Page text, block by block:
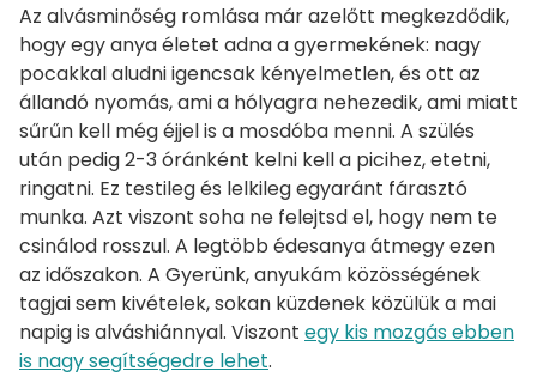
Az alvásminőség romlása már azelőtt megkezdődik,
hogy egy anya életet adna a gyermekének: nagy
pocakkal aludni igencsak kényelmetlen, és ott az
állandó nyomás, ami a hólyagra nehezedik, ami miatt
sűrűn kell még éjjel is a mosdóba menni. A szülés
után pedig 2-3 óránként kelni kell a picihez, etetni,
ringatni. Ez testileg és lelkileg egyaránt fárasztó
munka. Azt viszont soha ne felejtsd el, hogy nem te
csinálod rosszul. A legtöbb édesanya átmegy ezen
az időszakon. A Gyerünk, anyukám közösségének
tagjai sem kivételek, sokan küzdenek közülük a mai
napig is alváshiánnyal. Viszont egy kis mozgás ebben
is nagy segítségedre lehet.